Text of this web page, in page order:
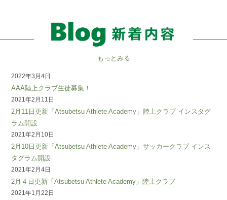
もっとみる
2022年3月4日
AAA陸上クラブ生徒募集！
2021年2月11日
2月11日更新「Atsubetsu Athlete Academy」陸上クラブ インスタグ
ラム開設
2021年2月10日
2月10日更新「Atsubetsu Athlete Academy」サッカークラブ インス
タグラム開設
2021年2月4日
2月４日更新「Atsubetsu Athlete Academy」陸上クラブ
2021年1月22日